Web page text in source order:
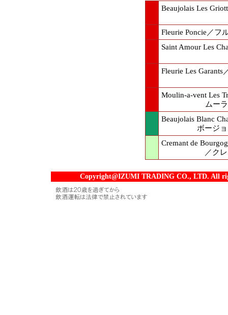
Beaujolais Les
Fleurie
Saint Amour Les
Fleurie Les Garants
Moulin-a-vent Les
ムー
Beaujolais Blanc
ボージ
Cremant de
／ク
Copyright@IZUMI TRADING CO., LTD. All